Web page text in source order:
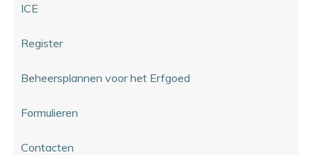
ICE
Register
Beheersplannen voor het Erfgoed
Formulieren
Contacten